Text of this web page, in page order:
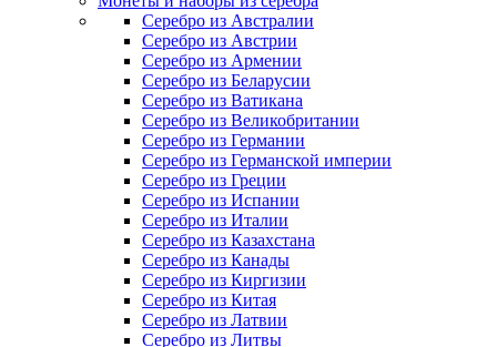
Серебро из Австралии
Серебро из Австрии
Серебро из Армении
Серебро из Беларусии
Серебро из Ватикана
Серебро из Великобритании
Серебро из Германии
Серебро из Германской империи
Серебро из Греции
Серебро из Испании
Серебро из Италии
Серебро из Казахстана
Серебро из Канады
Серебро из Киргизии
Серебро из Китая
Серебро из Латвии
Серебро из Литвы